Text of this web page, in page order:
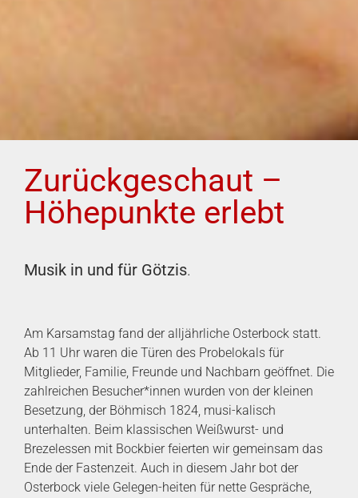
Zurückgeschaut –
Höhepunkte erlebt
Musik in und für Götzis.
Am Karsamstag fand der alljährliche Osterbock statt.
Ab 11 Uhr waren die Türen des Probelokals für
Mitglieder, Familie, Freunde und Nachbarn geöffnet. Die
zahlreichen Besucher*innen wurden von der kleinen
Besetzung, der Böhmisch 1824, musi-kalisch
unterhalten. Beim klassischen Weißwurst- und
Brezelessen mit Bockbier feierten wir gemeinsam das
Ende der Fastenzeit. Auch in diesem Jahr bot der
Osterbock viele Gelegen-heiten für nette Gespräche,